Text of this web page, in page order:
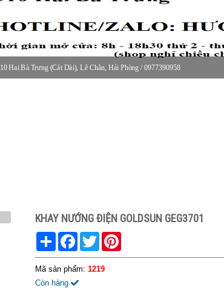
Hai Bà Trưng (Cát Dài), Lê Chân, Hải Phòng / 0977390958
KHAY NƯỚNG ĐIỆN GOLDSUN GEG3701
Share FacebookTwitter
Mã sản phẩm: 1219
Còn hàng